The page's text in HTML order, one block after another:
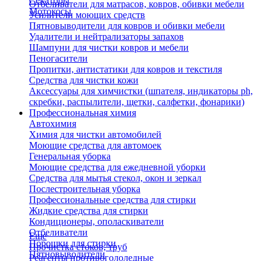
Мотокосы
Отбеливатели для матрасов, ковров, обивки мебели
Усилители моющих средств
Пятновыводители для ковров и обивки мебели
Удалители и нейтрализаторы запахов
Шампуни для чистки ковров и мебели
Пеногасители
Пропитки, антистатики для ковров и текстиля
Средства для чистки кожи
Аксессуары для химчистки (шпателя, индикаторы ph,
скребки, распылители, щетки, салфетки, фонарики)
Профессиональная химия
Автохимия
Химия для чистки автомобилей
Моющие средства для автомоек
Генеральная уборка
Моющие средства для ежедневной уборки
Средства для мытья стекол, окон и зеркал
Послестроительная уборка
Профессиональные средства для стирки
Жидкие средства для стирки
Кондиционеры, ополаскиватели
Отбеливатели
Порошки для стирки
Пятновыводители
Еще
Прочистка стоков, труб
Реагенты противогололедные